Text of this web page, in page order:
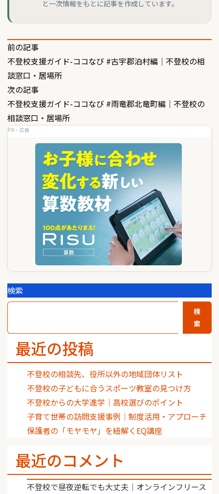
と一次情報をもとに記事を作成しています。
投
稿
ナ
ビ
ゲ
前の記事
不登校支援ガイド-ココなび #古宇郡泊村編｜不登校の相
談窓口・居場所
次の記事
不登校支援ガイド-ココなび #雨竜郡北竜町編｜不登校の
相談窓口・居場所
PR・広告
検索
検
索
最近の投稿
不登校の相談先、役所以外の地域団体リスト
不登校の子どもに合うスポーツ教室の見つけ方
不登校からの大学進学｜高校選びのポイント
子育て世帯の訪問支援事例｜制度活用・アプローチ
保護者の「モヤモヤ」を紐解くEQ講座
最近のコメント
不登校で昼夜逆転でも大丈夫｜オンラインフリース